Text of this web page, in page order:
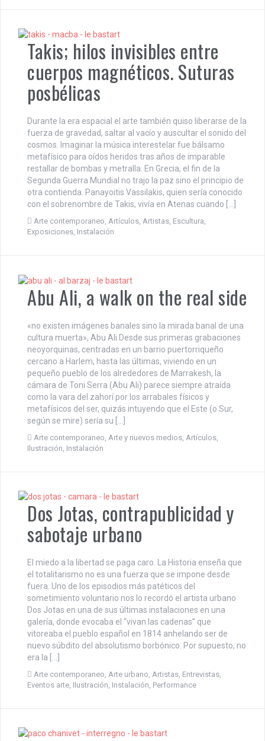
Takis; hilos invisibles entre
cuerpos magnéticos. Suturas
posbélicas
Durante la era espacial el arte también quiso liberarse de la
fuerza de gravedad, saltar al vacío y auscultar el sonido del
cosmos. Imaginar la música interestelar fue bálsamo
metafísico para oídos heridos tras años de imparable
restallar de bombas y metralla. En Grecia, el fin de la
Segunda Guerra Mundial no trajo la paz sino el principio de
otra contienda. Panayoitis Vassilakis, quien sería conocido
con el sobrenombre de Takis, vivía en Atenas cuando […]
Arte contemporaneo, Artículos, Artistas, Escultura,
Exposiciones, Instalación
Abu Ali, a walk on the real side
«no existen imágenes banales sino la mirada banal de una
cultura muerta», Abu Ali Desde sus primeras grabaciones
neoyorquinas, centradas en un barrio puertorriqueño
cercano a Harlem, hasta las últimas, viviendo en un
pequeño pueblo de los alrededores de Marrakesh, la
cámara de Toni Serra (Abu Ali) parece siempre atraída
como la vara del zahorí por los arrabales físicos y
metafísicos del ser, quizás intuyendo que el Este (o Sur,
según se mire) sería su […]
Arte contemporaneo Arte y nuevos medios Artículos
Ilustración Instalación
Dos Jotas, contrapublicidad y
sabotaje urbano
El miedo a la libertad se paga caro. La Historia enseña que
el totalitarismo no es una fuerza que se impone desde
fuera. Uno de los episodios más patéticos del
sometimiento voluntario nos lo recordó el artista urbano
Dos Jotas en una de sus últimas instalaciones en una
galería, donde evocaba el “vivan las cadenas” que
vitoreaba el pueblo español en 1814 anhelando ser de
nuevo súbdito del absolutismo borbónico. Por supuesto, no
era la […]
Arte contemporaneo, Arte urbano, Artistas, Entrevistas,
Eventos arte, Ilustración, Instalación, Performance